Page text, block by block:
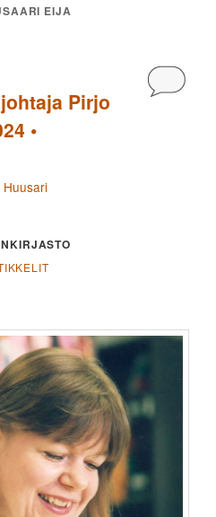
EIJA
Pirjo
•
Huusari